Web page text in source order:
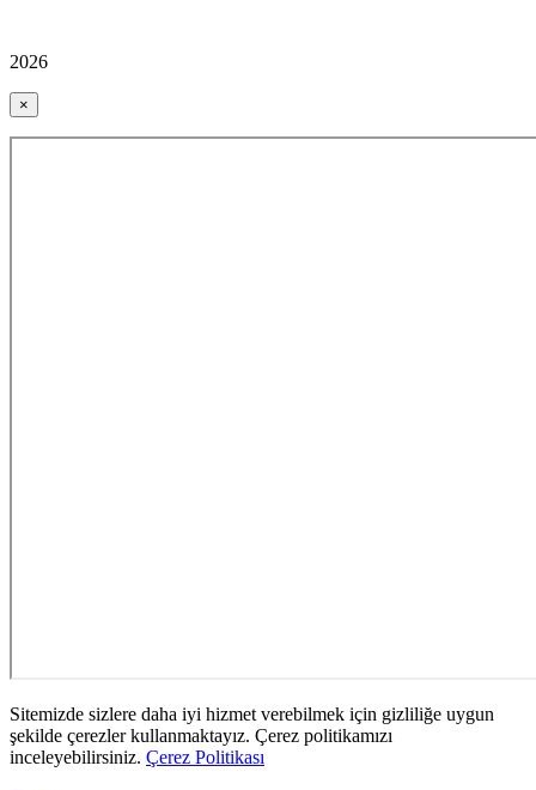
2026
×
Sitemizde sizlere daha iyi hizmet verebilmek için gizliliğe uygun
şekilde çerezler kullanmaktayız. Çerez politikamızı
inceleyebilirsiniz. Çerez Politikası